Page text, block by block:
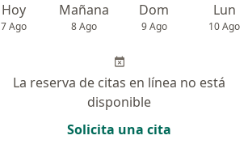
Hoy
7 Ago
Mañana
8 Ago
Dom
9 Ago
Lun
10 Ago
La reserva de citas en línea no está
disponible
Solicita una cita